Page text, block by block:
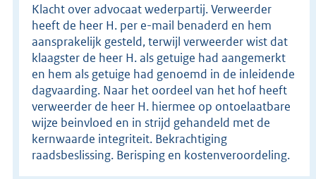
Klacht over advocaat wederpartij. Verweerder
heeft de heer H. per e-mail benaderd en hem
aansprakelijk gesteld, terwijl verweerder wist dat
klaagster de heer H. als getuige had aangemerkt
en hem als getuige had genoemd in de inleidende
dagvaarding. Naar het oordeel van het hof heeft
verweerder de heer H. hiermee op ontoelaatbare
wijze beinvloed en in strijd gehandeld met de
kernwaarde integriteit. Bekrachtiging
raadsbeslissing. Berisping en kostenveroordeling.